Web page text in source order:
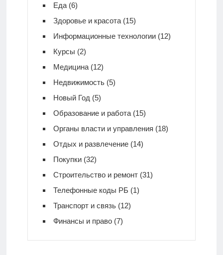
Еда(6)
Здоровье и красота(15)
Информационные технологии(12)
Курсы (2)
Медицина(12)
Недвижимость(5)
Новый Год (5)
Образование и работа(15)
Органы власти и управления (18)
Отдых и развлечение(14)
Покупки(32)
Строительство и ремонт(31)
Телефонные коды РБ (1)
Транспорт и связь(12)
Финансы и право(7)